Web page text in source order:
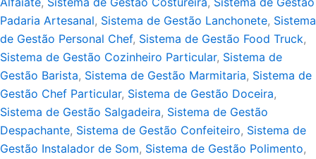
Padaria Artesanal, Sistema de Gestão Lanchonete, Sistema
de Gestão Personal Chef, Sistema de Gestão Food Truck,
Sistema de Gestão Cozinheiro Particular, Sistema de
Gestão Barista, Sistema de Gestão Marmitaria, Sistema de
Gestão Chef Particular, Sistema de Gestão Doceira,
Sistema de Gestão Salgadeira, Sistema de Gestão
Despachante, Sistema de Gestão Confeiteiro, Sistema de
Gestão Instalador de Som, Sistema de Gestão Polimento,